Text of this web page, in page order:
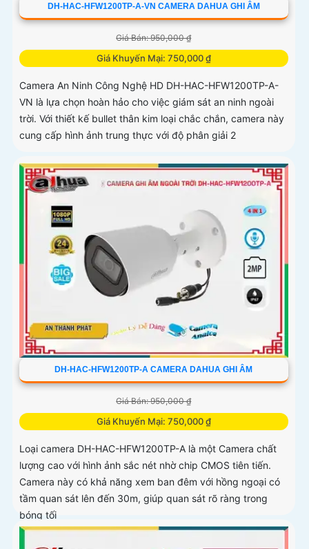
DH-HAC-HFW1200TP-A-VN CAMERA DAHUA GHI ÂM
Giá Bán: 950,000 ₫
Giá Khuyến Mại: 750,000 ₫
Camera An Ninh Công Nghệ HD DH-HAC-HFW1200TP-A-
VN là lựa chọn hoàn hảo cho việc giám sát an ninh ngoài
trời. Với thiết kế bullet thân kim loại chắc chắn, camera này
cung cấp hình ảnh trung thực với độ phân giải 2
DH-HAC-HFW1200TP-A CAMERA DAHUA GHI ÂM
Giá Bán: 950,000 ₫
Giá Khuyến Mại: 750,000 ₫
Loại camera DH-HAC-HFW1200TP-A là một Camera chất
lượng cao với hình ảnh sắc nét nhờ chip CMOS tiên tiến.
Camera này có khả năng xem ban đêm với hồng ngoại có
tầm quan sát lên đến 30m, giúp quan sát rõ ràng trong
bóng tối